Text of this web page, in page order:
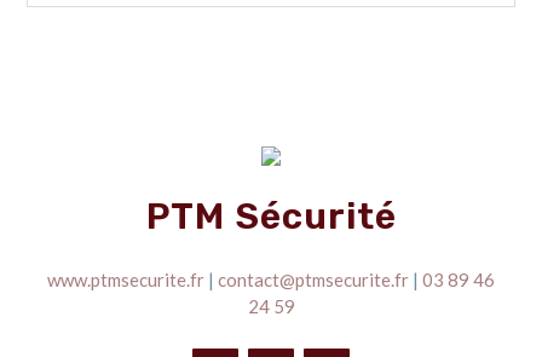
PTM Sécurité
www.ptmsecurite.fr | contact@ptmsecurite.fr | 03 89 46
24 59